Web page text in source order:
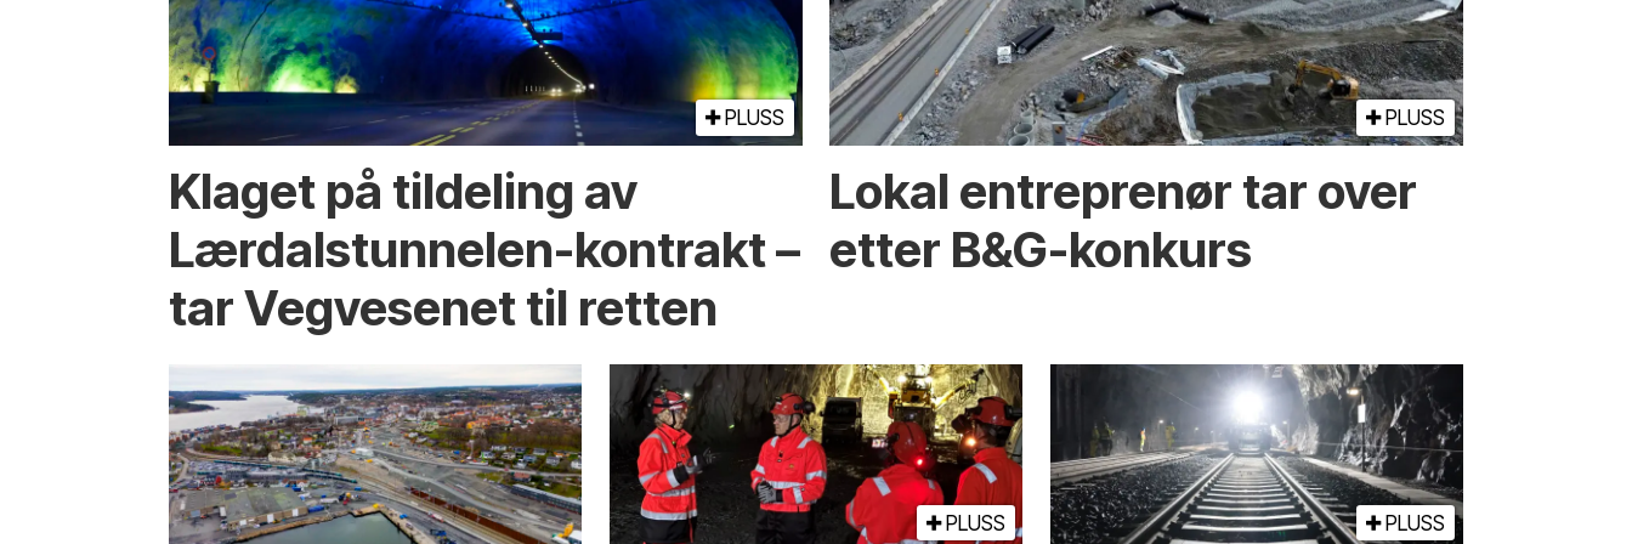
PLUSS
Klaget på tildeling av
Lærdalstunnelen-kontrakt –
tar Vegvesenet til retten
PLUSS
Lokal entreprenør tar over
etter B&G-konkurs
PLUSS PLUSS